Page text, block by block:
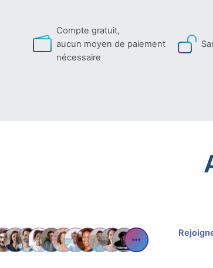
Compte gratuit,
aucun moyen de paiement
nécessaire